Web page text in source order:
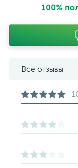
100%
Все отзывы